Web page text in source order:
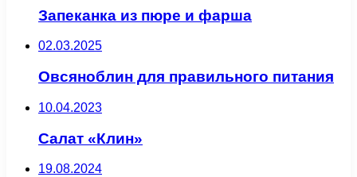
Запеканка из пюре и фарша
02.03.2025
Овсяноблин для правильного питания
10.04.2023
Салат «Клин»
19.08.2024